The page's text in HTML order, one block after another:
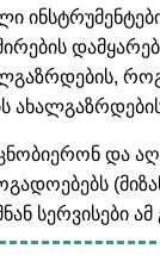
და
სერვისები